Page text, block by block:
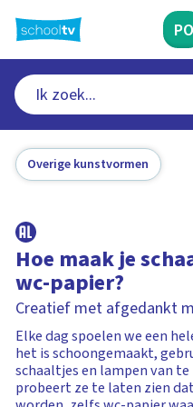
naar
hoofdinhoud
PO
Overige kunstvormen
Hoe maak je
wc-papier?
Creatief met afgedankt
Elke dag spoelen we een
het is schoongemaakt,
schaaltjes en lampen van
probeert ze te laten zien